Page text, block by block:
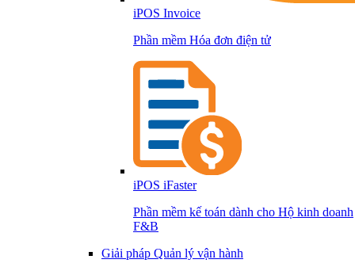
iPOS Invoice
Phần mềm Hóa đơn điện tử
iPOS iFaster
Phần mềm kế toán dành cho Hộ kinh doanh
F&B
Giải pháp Quản lý vận hành